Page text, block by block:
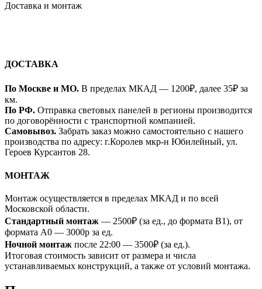
Доставка и монтаж
ДОСТАВКА
По Москве и МО. В пределах МКАД — 1200₽, далее 35₽ за
км.
По РФ. Отправка световых панелей в регионы производится
по договорённости с транспортной компанией.
Самовывоз. Забрать заказ можно самостоятельно с нашего
производства по адресу: г.Королев мкр-н Юбилейный, ул.
Героев Курсантов 28.
МОНТАЖ
Монтаж осуществляется в пределах МКАД и по всей
Московской области.
Стандартный монтаж — 2500₽ (за ед., до формата B1), от
формата A0 — 3000р за ед.
Ночной монтаж после 22:00 — 3500₽ (за ед.).
Итоговая стоимость зависит от размера и числа
устанавливаемых конструкций, а также от условий монтажа.